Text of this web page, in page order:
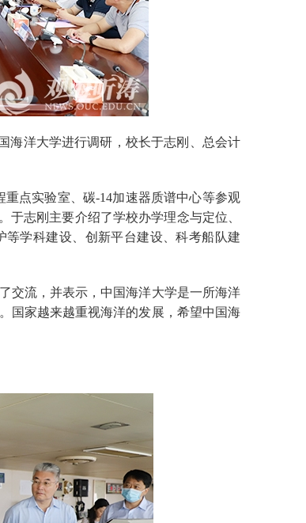
海洋大学进行调研，校长于志刚、总会计
点实验室、碳-14加速器质谱中心等参观
于志刚主要介绍了学校办学理念与定位、
学科建设、创新平台建设、科考船队建
流，并表示，中国海洋大学是一所海洋
国家越来越重视海洋的发展，希望中国海